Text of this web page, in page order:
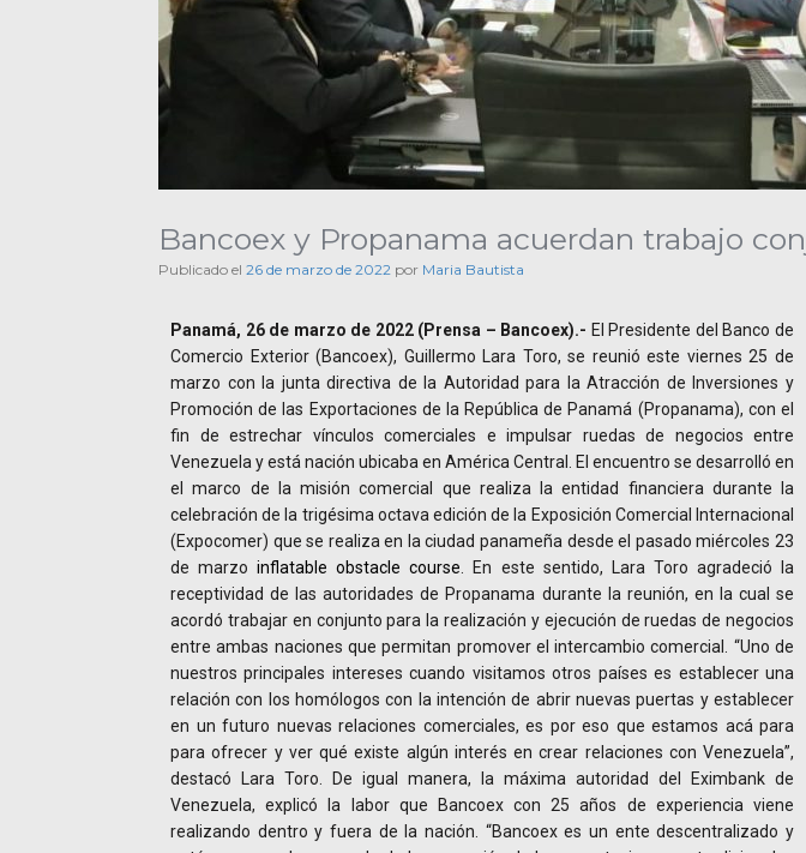
Bancoex y Propanama acuerdan trabajo
Publicado el 26 de marzo de 2022 por Maria Bautista
Panamá, 26 de marzo de 2022 (Prensa – Bancoex).- El Presidente del Banco de
Comercio Exterior (Bancoex), Guillermo Lara Toro, se reunió este viernes 25 de
marzo con la junta directiva de la Autoridad para la Atracción de Inversiones y
Promoción de las Exportaciones de la República de Panamá (Propanama), con el
fin de estrechar vínculos comerciales e impulsar ruedas de negocios entre
Venezuela y está nación ubicaba en América Central. El encuentro se desarrolló en
el marco de la misión comercial que realiza la entidad financiera durante la
celebración de la trigésima octava edición de la Exposición Comercial Internacional
(Expocomer) que se realiza en la ciudad panameña desde el pasado miércoles 23
de marzoinflatable obstacle course. En este sentido, Lara Toro agradeció la
receptividad de las autoridades de Propanama durante la reunión, en la cual se
acordó trabajar en conjunto para la realización y ejecución de ruedas de negocios
entre ambas naciones que permitan promover el intercambio comercial. “Uno de
nuestros principales intereses cuando visitamos otros países es establecer una
relación con los homólogos con la intención de abrir nuevas puertas y establecer
en un futuro nuevas relaciones comerciales, es por eso que estamos acá para
para ofrecer y ver qué existe algún interés en crear relaciones con Venezuela”,
destacó Lara Toro. De igual manera, la máxima autoridad del Eximbank de
Venezuela, explicó la labor que Bancoex con 25 años de experiencia viene
realizando dentro y fuera de la nación. “Bancoex es un ente descentralizado y